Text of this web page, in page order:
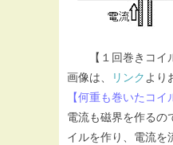
【１回巻きコイル
画像は、
リンクより
【何重も巻いたコイ
電流も磁界を作るの
イルを作り、電流を